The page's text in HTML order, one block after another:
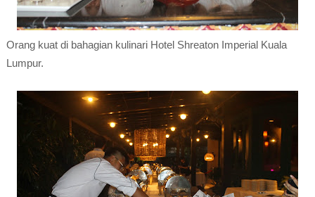
Orang kuat di bahagian kulinari Hotel Shreaton Imperial Kuala
Lumpur.